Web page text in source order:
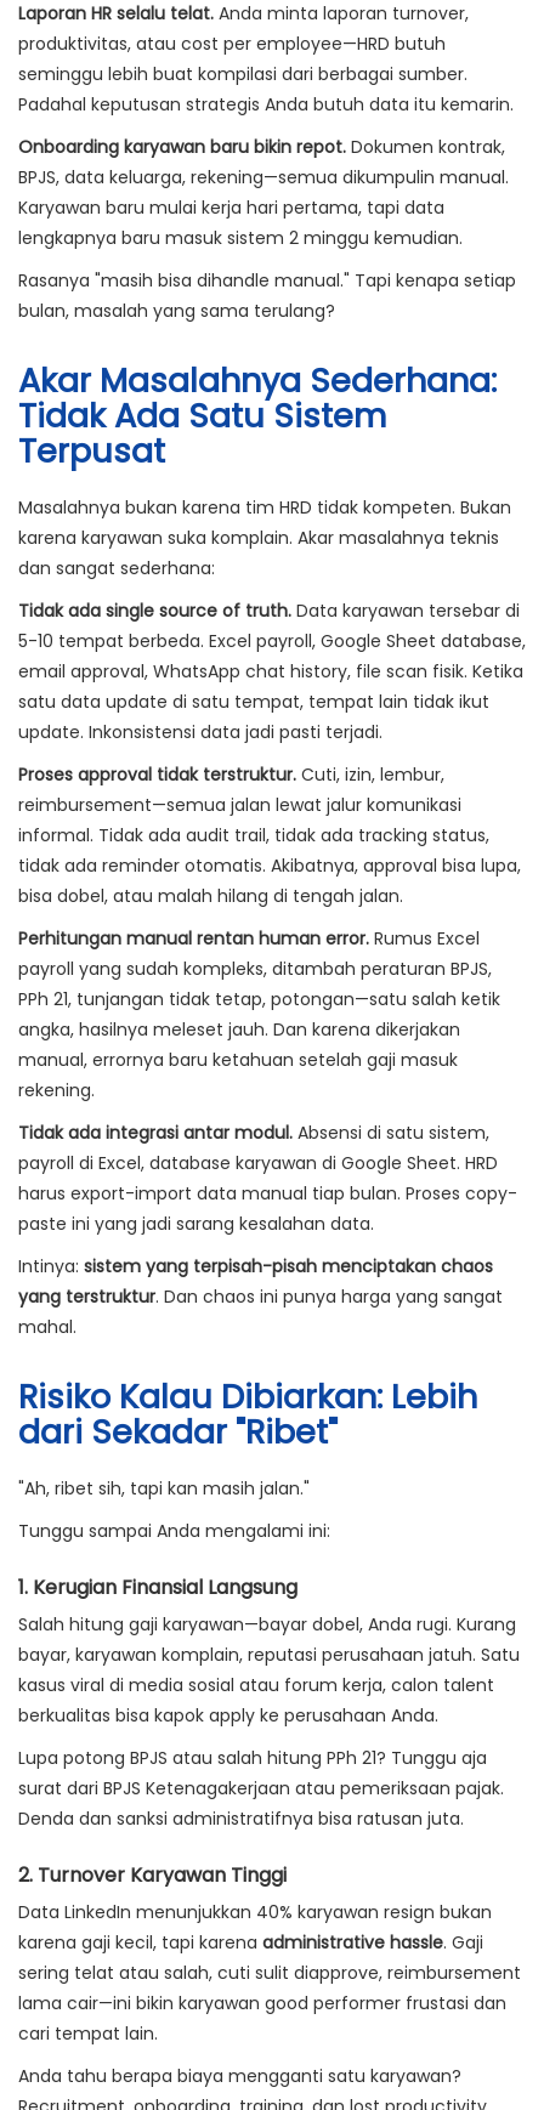
Laporan HR selalu telat. Anda minta laporan turnover,
produktivitas, atau cost per employee—HRD butuh
seminggu lebih buat kompilasi dari berbagai sumber.
Padahal keputusan strategis Anda butuh data itu kemarin.
Onboarding karyawan baru bikin repot. Dokumen kontrak,
BPJS, data keluarga, rekening—semua dikumpulin manual.
Karyawan baru mulai kerja hari pertama, tapi data
lengkapnya baru masuk sistem 2 minggu kemudian.
Rasanya "masih bisa dihandle manual." Tapi kenapa setiap
bulan, masalah yang sama terulang?
Akar Masalahnya Sederhana:
Tidak Ada Satu Sistem
Terpusat
Masalahnya bukan karena tim HRD tidak kompeten. Bukan
karena karyawan suka komplain. Akar masalahnya teknis
dan sangat sederhana:
Tidak ada single source of truth. Data karyawan tersebar di
5-10 tempat berbeda. Excel payroll, Google Sheet database,
email approval, WhatsApp chat history, file scan fisik. Ketika
satu data update di satu tempat, tempat lain tidak ikut
update. Inkonsistensi data jadi pasti terjadi.
Proses approval tidak terstruktur. Cuti, izin, lembur,
reimbursement—semua jalan lewat jalur komunikasi
informal. Tidak ada audit trail, tidak ada tracking status,
tidak ada reminder otomatis. Akibatnya, approval bisa lupa,
bisa dobel, atau malah hilang di tengah jalan.
Perhitungan manual rentan human error. Rumus Excel
payroll yang sudah kompleks, ditambah peraturan BPJS,
PPh 21, tunjangan tidak tetap, potongan—satu salah ketik
angka, hasilnya meleset jauh. Dan karena dikerjakan
manual, errornya baru ketahuan setelah gaji masuk
rekening.
Tidak ada integrasi antar modul. Absensi di satu sistem,
payroll di Excel, database karyawan di Google Sheet. HRD
harus export-import data manual tiap bulan. Proses copy-
paste ini yang jadi sarang kesalahan data.
Intinya: sistem yang terpisah-pisah menciptakan chaos
yang terstruktur. Dan chaos ini punya harga yang sangat
mahal.
Risiko Kalau Dibiarkan: Lebih
dari Sekadar "Ribet"
"Ah, ribet sih, tapi kan masih jalan."
Tunggu sampai Anda mengalami ini:
1. Kerugian Finansial Langsung
Salah hitung gaji karyawan—bayar dobel, Anda rugi. Kurang
bayar, karyawan komplain, reputasi perusahaan jatuh. Satu
kasus viral di media sosial atau forum kerja, calon talent
berkualitas bisa kapok apply ke perusahaan Anda.
Lupa potong BPJS atau salah hitung PPh 21? Tunggu aja
surat dari BPJS Ketenagakerjaan atau pemeriksaan pajak.
Denda dan sanksi administratifnya bisa ratusan juta.
2. Turnover Karyawan Tinggi
Data LinkedIn menunjukkan 40% karyawan resign bukan
karena gaji kecil, tapi karena administrative hassle. Gaji
sering telat atau salah, cuti sulit diapprove, reimbursement
lama cair—ini bikin karyawan good performer frustasi dan
cari tempat lain.
Anda tahu berapa biaya mengganti satu karyawan?